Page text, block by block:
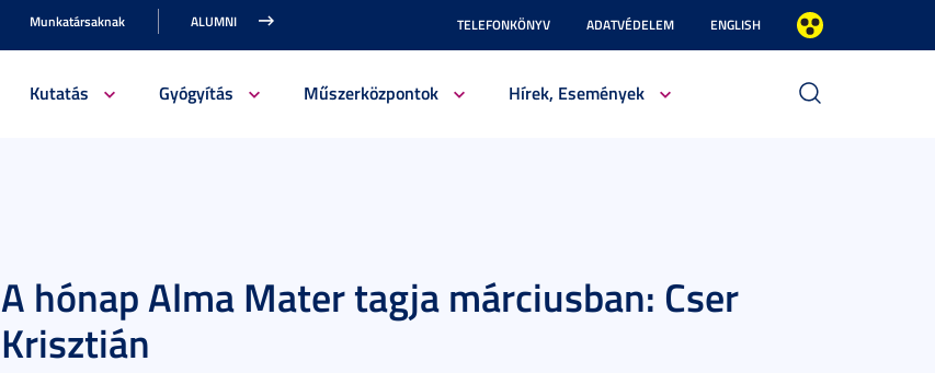
Munkatársaknak ALUMNI TELEFONKÖNYV ADATVÉDELEM ENGLISH
Kutatás Gyógyítás Műszerközpontok Hírek, Események
A hónap Alma Mater tagja márciusban: Cser
Krisztián